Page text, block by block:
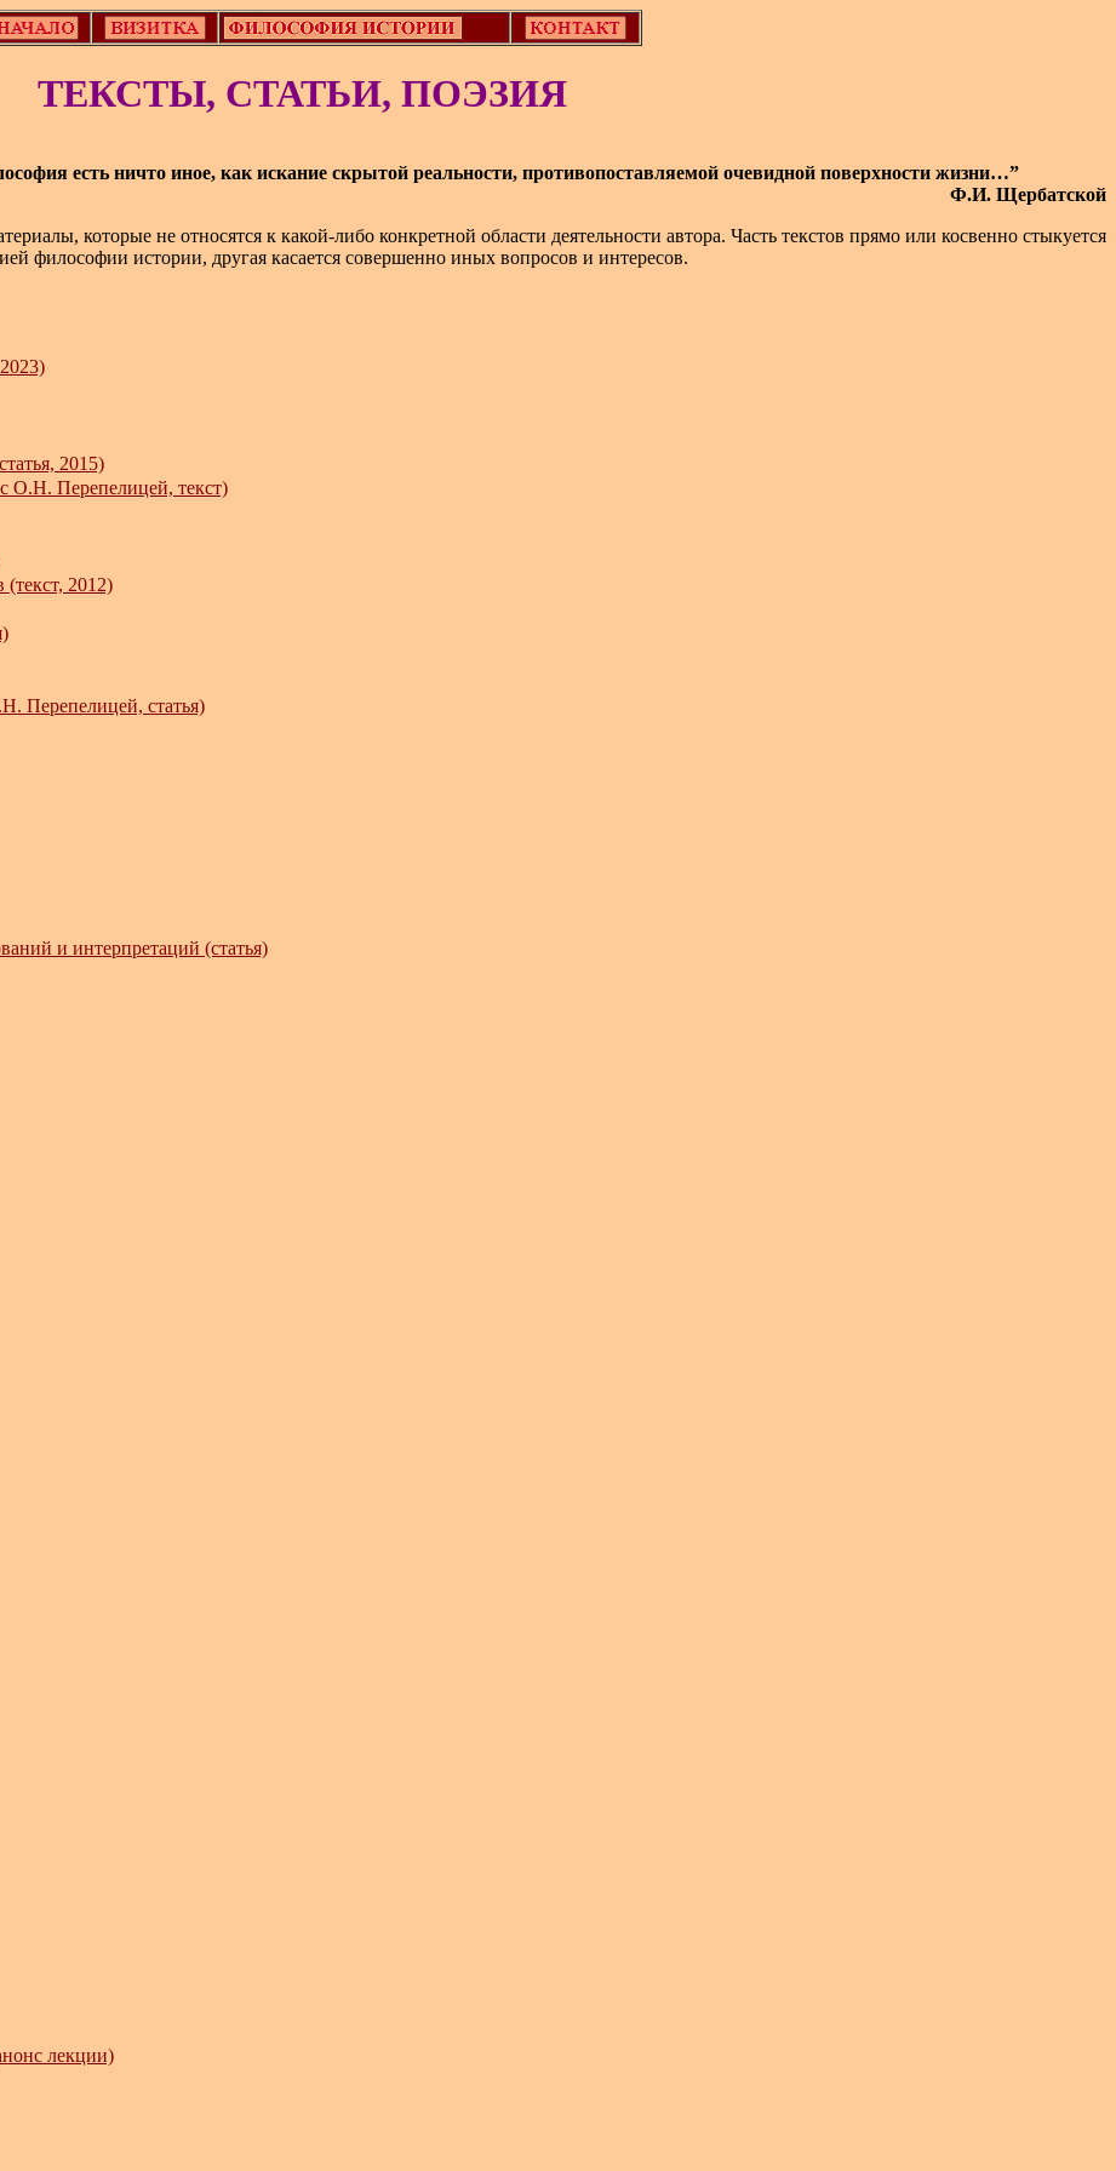
ТЕКСТЫ, СТАТЬИ, ПОЭЗИЯ
есть ничто иное, как искание скрытой реальности, противопоставляемой очевидной поверхности жизни…”
Ф.И. Щербатской
которые не относятся к какой-либо конкретной области деятельности автора. Часть текстов прямо или косвенно стыкуется
философии истории, другая касается совершенно иных вопросов и интересов.
2015)
с О.Н. Перепелицей, текст)
(текст, 2012)
Перепелицей, статья)
и интерпретаций (статья)
лекции)